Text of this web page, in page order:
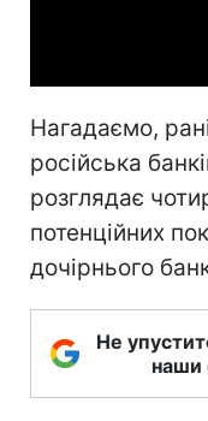
Нагадаємо,
російська
розглядає
потенційних
дочірнього
Не
наши